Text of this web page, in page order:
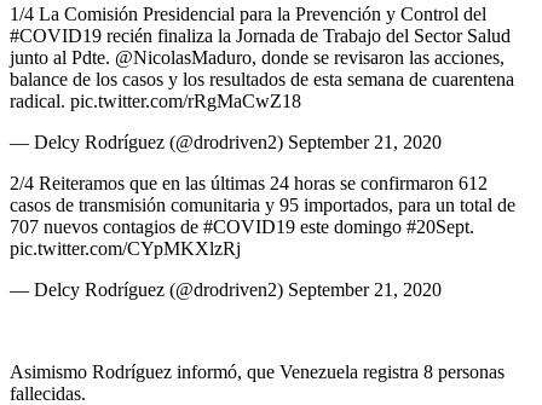
1/4 La Comisión Presidencial para la Prevención y Control del
#COVID19 recién finaliza la Jornada de Trabajo del Sector Salud
junto al Pdte. @NicolasMaduro, donde se revisaron las acciones,
balance de los casos y los resultados de esta semana de cuarentena
radical. pic.twitter.com/rRgMaCwZ18
— Delcy Rodríguez (@drodriven2) September 21, 2020
2/4 Reiteramos que en las últimas 24 horas se confirmaron 612
casos de transmisión comunitaria y 95 importados, para un total de
707 nuevos contagios de #COVID19 este domingo #20Sept.
pic.twitter.com/CYpMKXlzRj
— Delcy Rodríguez (@drodriven2) September 21, 2020
Asimismo Rodríguez informó, que Venezuela registra 8 personas
fallecidas.